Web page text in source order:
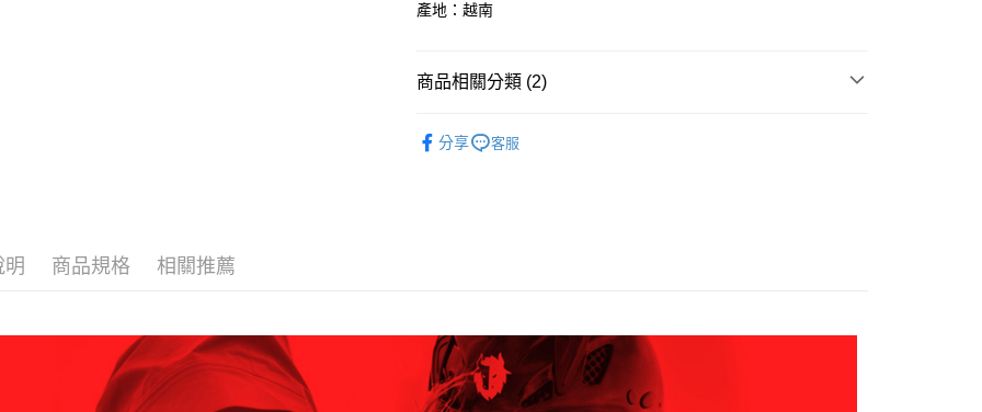
２．訂單成立數日內，您將收到繳費通知簡訊。
※ 請注意：結帳手續完成當下不需立刻繳費，但若您需要取消訂單，請聯
求債權轉讓予恩沛科技股份有限公司。
２．關於個人資料處理事宜，請瀏覽以下網址：
https://aftee.tw/terms/#terms3
３．未成年的使用者請事先徵得法定代理人或監護人之同意方可使用
全家取貨付款
付款後全家取貨
付款後7-11取貨
每筆NT$60，滿NT$799(含以上)免運費
產地：越南
商品相關分類 (2)
分享 客服
明 商品規格 相關推薦